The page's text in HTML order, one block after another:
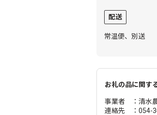
配送
常温便、別送
お礼の品に関す
事業者 ：清水
連絡先 ：054-